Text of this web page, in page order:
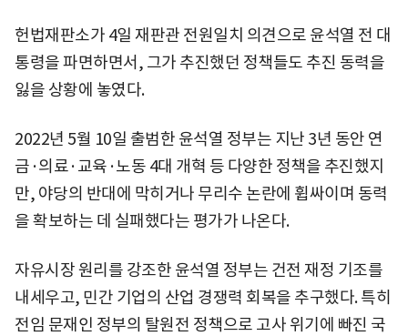
헌법재판소가 4일 재판관 전원일치 의견으로 윤석열 전 대
통령을 파면하면서, 그가 추진했던 정책들도 추진 동력을
잃을 상황에 놓였다.
2022년 5월 10일 출범한 윤석열 정부는 지난 3년 동안 연
금·의료·교육·노동 4대 개혁 등 다양한 정책을 추진했지
만, 야당의 반대에 막히거나 무리수 논란에 휩싸이며 동력
을 확보하는 데 실패했다는 평가가 나온다.
자유시장 원리를 강조한 윤석열 정부는 건전 재정 기조를
내세우고, 민간 기업의 산업 경쟁력 회복을 추구했다. 특히
전임 문재인 정부의 탈원전 정책으로 고사 위기에 빠진 국